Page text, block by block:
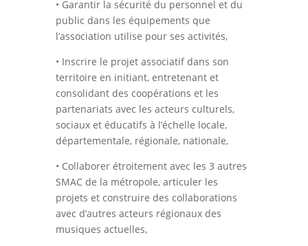
• Garantir la sécurité du personnel et du
public dans les équipements que
l’association utilise pour ses activités,
• Inscrire le projet associatif dans son
territoire en initiant, entretenant et
consolidant des coopérations et les
partenariats avec les acteurs culturels,
sociaux et éducatifs à l’échelle locale,
départementale, régionale, nationale,
• Collaborer étroitement avec les 3 autres
SMAC de la métropole, articuler les
projets et construire des collaborations
avec d’autres acteurs régionaux des
musiques actuelles,